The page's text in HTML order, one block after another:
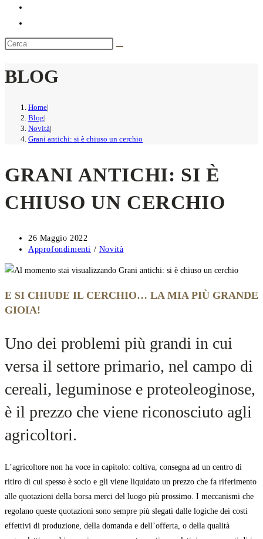
BLOG
Home|
Blog|
Novità|
Grani antichi: si è chiuso un cerchio
GRANI ANTICHI: SI È
CHIUSO UN CERCHIO
Articolo
pubblicato:
26 Maggio 2022
Categoria
Approfondimenti / Novità
E SI CHIUDE IL CERCHIO… LA MIA PIÙ GRANDE
GIOIA!
Uno dei problemi più grandi in cui
versa il settore primario, nel campo di
cereali, leguminose e proteoleoginose,
è il prezzo che viene riconosciuto agli
agricoltori.
L’agricoltore non ha voce in capitolo: coltiva, consegna ad un centro di
ritiro di cui spesso è socio e gli viene liquidato un prezzo che fa riferimento
alle quotazioni della borsa merci del luogo più prossimo. I meccanismi che
regolano queste quotazioni sono sempre più slegati dalle logiche dei costi
effettivi di produzione, della domanda e dell’offerta, o della qualità